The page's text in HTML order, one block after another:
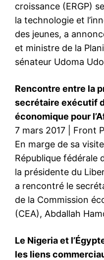
croissance (ERGP)
la technologie et
des jeunes, a
et ministre de la
sénateur Udoma
Rencontre entre la
secrétaire exécutif
économique pour
7 mars 2017 | Front
En marge de sa
République fédérale
la présidente du
a rencontré le
de la Commission
(CEA), Abdallah
Le Nigeria et
les liens